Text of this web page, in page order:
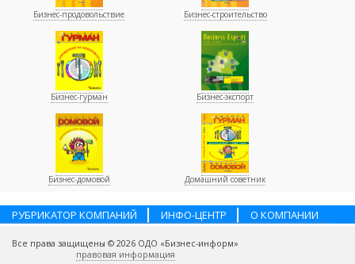
Бизнес-продовольствие Бизнес-строительство
Бизнес-гурман Бизнес-экспорт
Бизнес-домовой Домашний советник
РУБРИКАТОР КОМПАНИЙ ИНФО-ЦЕНТР
О КОМПАНИИ
Все права защищены © 2026 ОДО «Бизнес-информ»
правовая информация